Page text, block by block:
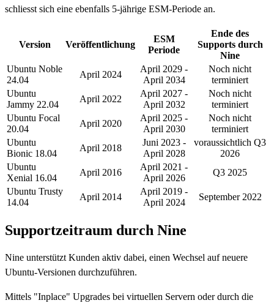
schliesst sich eine ebenfalls 5-jährige ESM-Periode an.
Version Veröffentlichung
ESM
Periode
Ende des
Supports durch
Nine
Ubuntu Noble
24.04
April 2024
April 2029 -
April 2034
Noch nicht
terminiert
Ubuntu
Jammy 22.04
April 2022
April 2027 -
April 2032
Noch nicht
terminiert
Ubuntu Focal
20.04
April 2020
April 2025 -
April 2030
Noch nicht
terminiert
Ubuntu
Bionic 18.04
April 2018
Juni 2023 -
April 2028
voraussichtlich Q3
2026
Ubuntu
Xenial 16.04
April 2016
April 2021 -
April 2026
Q3 2025
Ubuntu Trusty
14.04
April 2014
April 2019 -
April 2024
September 2022
Supportzeitraum durch Nine
Nine unterstützt Kunden aktiv dabei, einen Wechsel auf neuere
Ubuntu-Versionen durchzuführen.
Mittels "Inplace" Upgrades bei virtuellen Servern oder durch die